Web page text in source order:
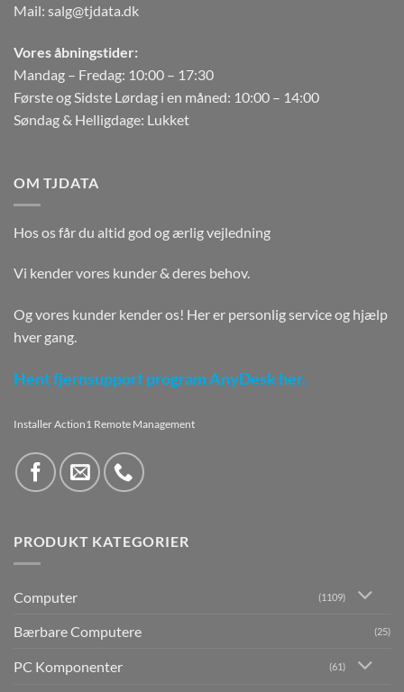
Mail: salg@tjdata.dk
Vores åbningstider:
Mandag – Fredag: 10:00 – 17:30
Første og Sidste Lørdag i en måned: 10:00 – 14:00
Søndag & Helligdage: Lukket
OM TJDATA
Hos os får du altid god og ærlig vejledning
Vi kender vores kunder & deres behov.
Og vores kunder kender os! Her er personlig service og hjælp
hver gang.
Hent fjernsupport program AnyDesk her.
Installer Action1 Remote Management
PRODUKT KATEGORIER
Computer (1109)
Bærbare Computere (25)
PC Komponenter (61)